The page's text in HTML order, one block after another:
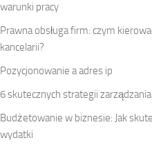
warunki pracy
Prawna obsługa firm: czym
kancelarii?
Pozycjonowanie a adres ip
6 skutecznych strategii
Budżetowanie w biznesie: Jak
wydatki